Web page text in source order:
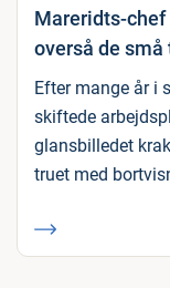
Mareridts-
overså de små
Efter mange år i
skiftede
glansbilledet
truet med